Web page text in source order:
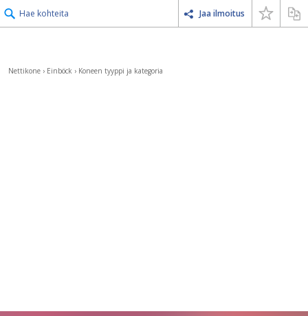
Hae kohteita Jaa ilmoitus
Nettikone › Einböck › Koneen tyyppi ja kategoria